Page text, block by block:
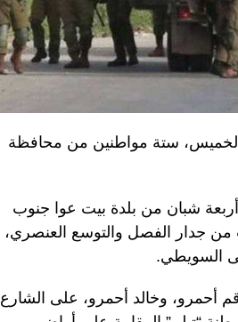
الخميس، ستة مواطنين من محافظة
شبان من بلدة بيت عوا جنوب
من جدار الفصل والتوسع العنصري،
السويطي.
أحمرو، وخالد أحمرو، على الشارع